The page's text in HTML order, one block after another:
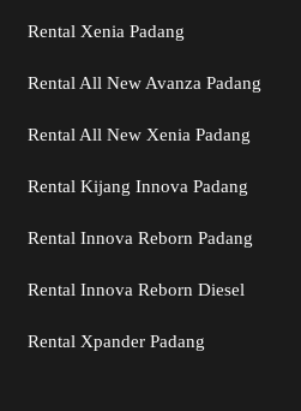
Rental Xenia Padang
Rental All New Avanza Padang
Rental All New Xenia Padang
Rental Kijang Innova Padang
Rental Innova Reborn Padang
Rental Innova Reborn Diesel
Rental Xpander Padang